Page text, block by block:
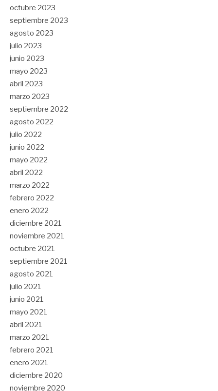
octubre 2023
septiembre 2023
agosto 2023
julio 2023
junio 2023
mayo 2023
abril 2023
marzo 2023
septiembre 2022
agosto 2022
julio 2022
junio 2022
mayo 2022
abril 2022
marzo 2022
febrero 2022
enero 2022
diciembre 2021
noviembre 2021
octubre 2021
septiembre 2021
agosto 2021
julio 2021
junio 2021
mayo 2021
abril 2021
marzo 2021
febrero 2021
enero 2021
diciembre 2020
noviembre 2020